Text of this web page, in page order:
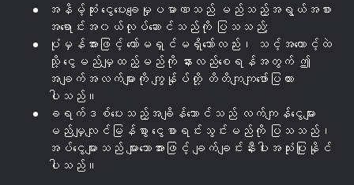
အနိမ့်ဆုံး ငွေပေးချေမှုပမာဏသည် မည်သည့်အရွယ်အစား
အရောင်းအ၀ယ်လုပ်ဆောင်သည်ကို ပြသသည်;
ပုံမှန်အားဖြင့် ကော်မရှင်မရှိသော်လည်း၊ သင့်အကောင့်ထဲ
သို့ ငွေမည်မျှထည့်မည်ကို နားလည်စေရန်အတွက် ဤ
အချက်အလက်များကို ကျွန်ုပ်တို့ တိတိကျကျဖော်ပြထား
ပါသည်။
ခရက်ဒစ်ပေးသည့်အချိန်ဘောင်သည် လက်ကျန်ငွေများ
မည်မျှလျင်မြန်စွာ ငွေစာရင်းသွင်းမည်ကို ပြသသည်၊
အပ်ငွေများသည် များသောအားဖြင့် ချက်ချင်းနီးပါးအသုံးပြုနိုင်
ပါသည်။